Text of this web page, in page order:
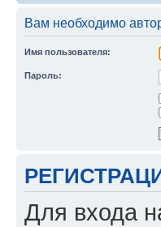
Вам необходимо
Имя пользователя:
Пароль:
Для входа